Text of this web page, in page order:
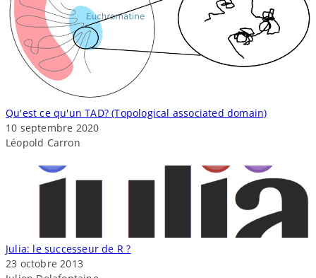
o
n
d
a
n
t
s
e
t
s
a
d
i
Qu'est ce qu'un TAD? (Topological associated domain)
10 septembre 2020
Léopold Carron
Julia: le successeur de R ?
23 octobre 2013